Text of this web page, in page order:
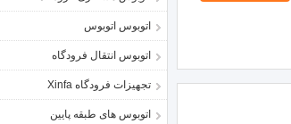
اتوبوس اتوبوس
اتوبوس انتقال فرودگاه
تجهیزات فرودگاه Xinfa
اتوبوس های طبقه پایین